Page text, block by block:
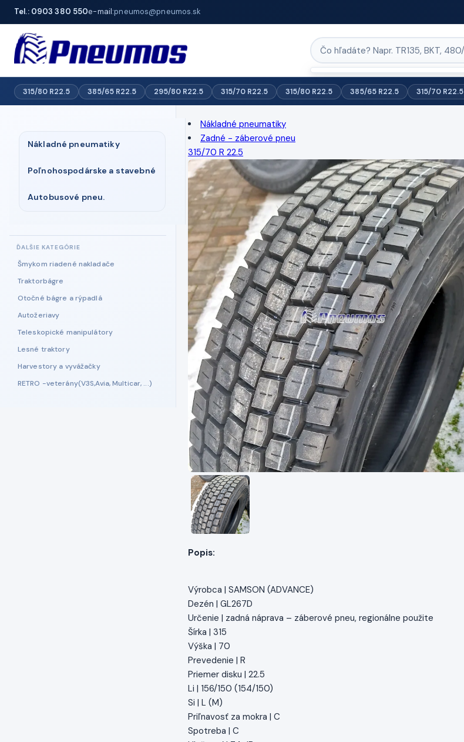
Tel.: 0903 380 550e-mail:pneumos@pneumos.sk
315/80 R22.5 385/65 R22.5 295/80 R22.5 315/70 R22.5 315/80 R22.5 385/65 R22.5 315/70 R22.5
Nákladné pneumatiky
Poľnohospodárske a stavebné
Autobusové pneu.
Šmykom riadené nakladače
Traktorbágre
Otočné bágre a rýpadlá
Autožeriavy
Teleskopické manipulátory
Lesné traktory
Harvestory a vyvážačky
RETRO -veterány(V3S,Avia, Multicar, ...)
Nákladné pneumatiky
Zadné - záberové pneu
315/70 R 22.5
Popis:
Výrobca | SAMSON (ADVANCE)
Dezén | GL267D
Určenie | zadná náprava – záberové pneu, regionálne použite
Šírka | 315
Výška | 70
Prevedenie | R
Priemer disku | 22.5
Li | 156/150 (154/150)
Si | L (M)
Priľnavosť za mokra | C
Spotreba | C